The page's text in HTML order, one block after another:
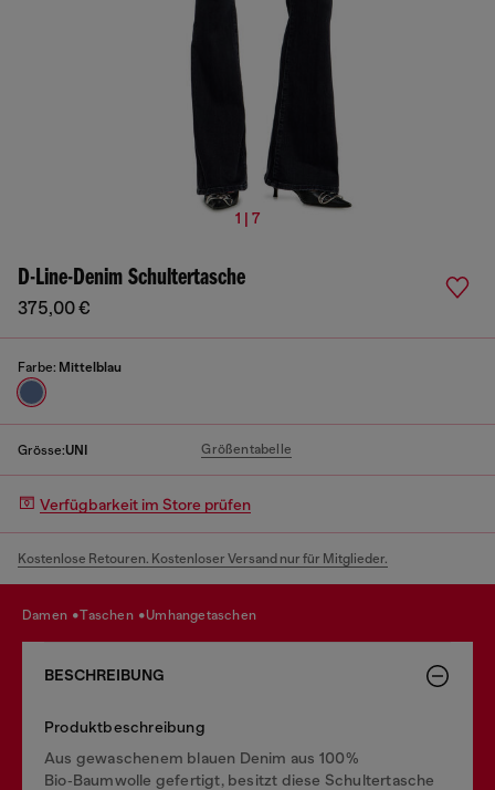
1 | 7
D-Line-Denim Schultertasche
375,00 €
Farbe: Mittelblau
Grösse:UNI Größentabelle
Verfügbarkeit im Store prüfen
Kostenlose Retouren. Kostenloser Versand nur für Mitglieder.
damen taschen umhangetaschen
BESCHREIBUNG
Produktbeschreibung
Aus gewaschenem blauen Denim aus 100 %
Bio‑Baumwolle gefertigt, besitzt diese Schultertasche